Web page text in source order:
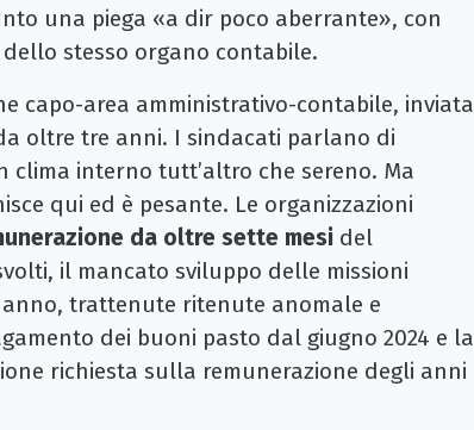
una piega «a dir poco aberrante», con
stesso organo contabile.
capo-area amministrativo-contabile, inviata
oltre tre anni. I sindacati parlano di
clima interno tutt’altro che sereno. Ma
qui ed è pesante. Le organizzazioni
da oltre sette mesi del
il mancato sviluppo delle missioni
trattenute ritenute anomale e
dei buoni pasto dal giugno 2024 e la
richiesta sulla remunerazione degli anni